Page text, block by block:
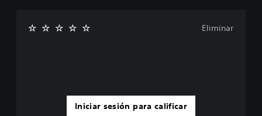
Iniciar sesión para calificar
Eliminar